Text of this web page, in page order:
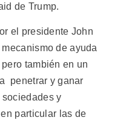
de Trump.
el presidente John
de ayuda
también en un
penetrar y ganar
y
particular las de